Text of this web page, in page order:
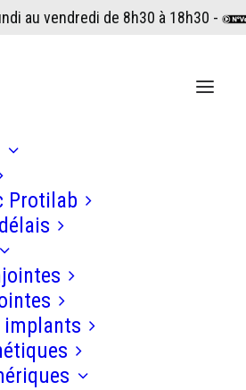
au vendredi de 8h30 à 18h30 -
Protilab
implants